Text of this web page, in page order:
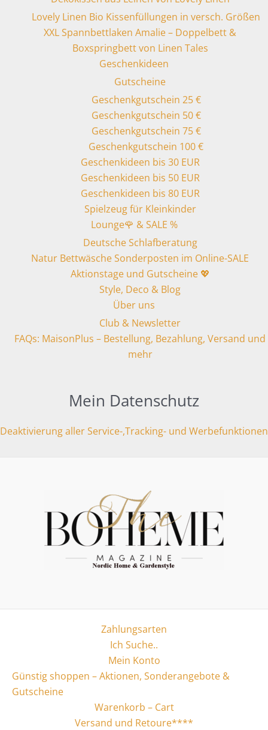
Lovely Linen Bio Kissenfüllungen in versch. Größen
XXL Spannbettlaken Amalie – Doppelbett &
Boxspringbett von Linen Tales
Geschenkideen
Gutscheine
Geschenkgutschein 25 €
Geschenkgutschein 50 €
Geschenkgutschein 75 €
Geschenkgutschein 100 €
Geschenkideen bis 30 EUR
Geschenkideen bis 50 EUR
Geschenkideen bis 80 EUR
Spielzeug für Kleinkinder
Lounge🌹 & SALE %
Deutsche Schlafberatung
Natur Bettwäsche Sonderposten im Online-SALE
Aktionstage und Gutscheine 💖
Style, Deco & Blog
Über uns
Club & Newsletter
FAQs: MaisonPlus – Bestellung, Bezahlung, Versand und
mehr
Mein Datenschutz
Deaktivierung aller Service-,Tracking- und Werbefunktionen
Zahlungsarten
Ich Suche..
Mein Konto
Günstig shoppen – Aktionen, Sonderangebote &
Gutscheine
Warenkorb – Cart
Versand und Retoure****